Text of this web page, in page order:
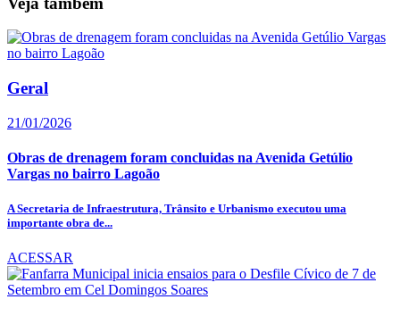
Geral
21/01/2026
Obras de drenagem foram concluidas na Avenida Getúlio
Vargas no bairro Lagoão
A Secretaria de Infraestrutura, Trânsito e Urbanismo executou uma
importante obra de...
ACESSAR